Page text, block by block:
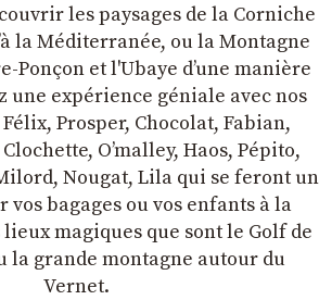
les paysages de la Corniche
la Méditerranée, ou la Montagne
Ponçon et l'Ubaye dʼune manière
une expérience géniale avec nos
Prosper, Chocolat, Fabian,
Oʼmalley, Haos, Pépito,
Nougat, Lila qui se feront un
bagages ou vos enfants à la
magiques que sont le Golf de
la grande montagne autour du
Vernet.